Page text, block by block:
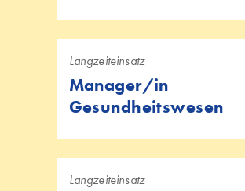
Langzeiteinsatz
Manager/in
Gesundheitswesen
Langzeiteinsatz